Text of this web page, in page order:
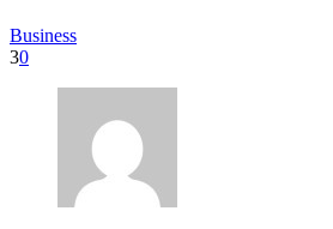
Business
30